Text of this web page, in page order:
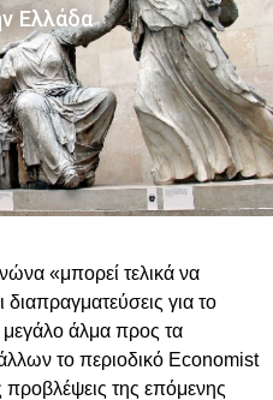
Ελλάδα
«μπορεί τελικά να
διαπραγματεύσεις για το
άλμα προς τα
το περιοδικό Economist
προβλέψεις της επόμενης